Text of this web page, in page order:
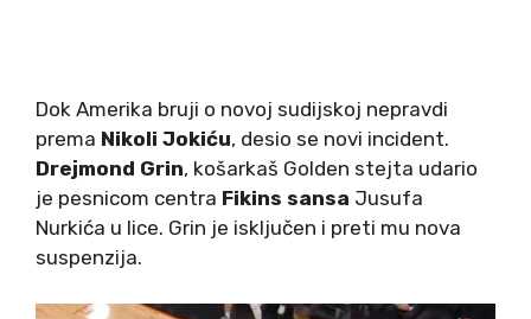
Dok Amerika bruji o novoj sudijskoj nepravdi
prema Nikoli Jokiću, desio se novi incident.
Drejmond Grin, košarkaš Golden stejta udario
je pesnicom centra Fikins sansa Jusufa
Nurkića u lice. Grin je isključen i preti mu nova
suspenzija.